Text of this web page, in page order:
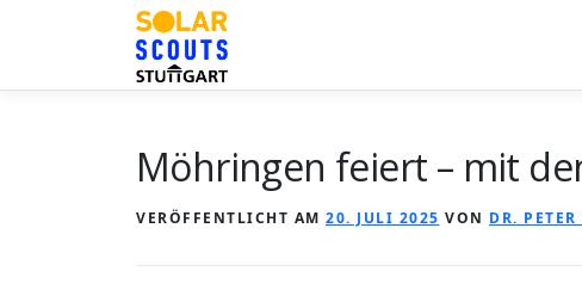
Möhringen feiert – mit
VERÖFFENTLICHT AM 20. JULI 2025 VON DR. PETER